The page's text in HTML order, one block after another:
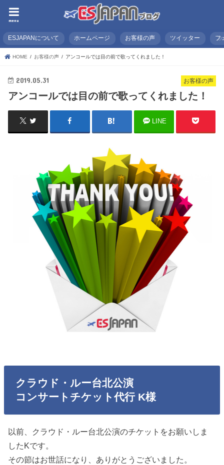
menu
ESJAPANについて ホームページ お客様の声 ツイッター フ
HOME お客様の声 アンコールでは目の前で歌ってくれました！
お客様の声
2019.05.31
アンコールでは目の前で歌ってくれました！
LINE
クラウド・ルー台北公演
コンサートチケット代行 K様
以前、クラウド・ルー台北公演のチケットをお願いしま
したKです。
その節はお世話になり、ありがとうございました。